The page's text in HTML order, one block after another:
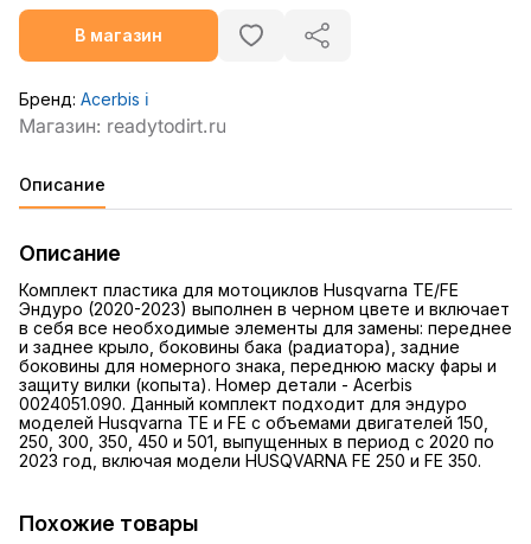
В магазин
Бренд: Acerbis ℹ️
Описание
Описание
Комплект пластика для мотоциклов Husqvarna TE/FE
Эндуро (2020-2023) выполнен в черном цвете и включает
в себя все необходимые элементы для замены: переднее
и заднее крыло, боковины бака (радиатора), задние
боковины для номерного знака, переднюю маску фары и
защиту вилки (копыта). Номер детали - Acerbis
0024051.090. Данный комплект подходит для эндуро
моделей Husqvarna TE и FE с объемами двигателей 150,
250, 300, 350, 450 и 501, выпущенных в период с 2020 по
2023 год, включая модели HUSQVARNA FE 250 и FE 350.
Похожие товары